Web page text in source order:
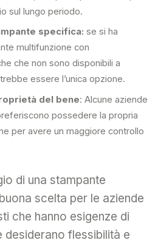
sul lungo periodo.
specifica: se si ha
multifunzione con
che non sono disponibili a
essere l’unica opzione.
del bene: Alcune aziende
possedere la propria
per avere un maggiore controllo
di una stampante
scelta per le aziende
che hanno esigenze di
desiderano flessibilità e